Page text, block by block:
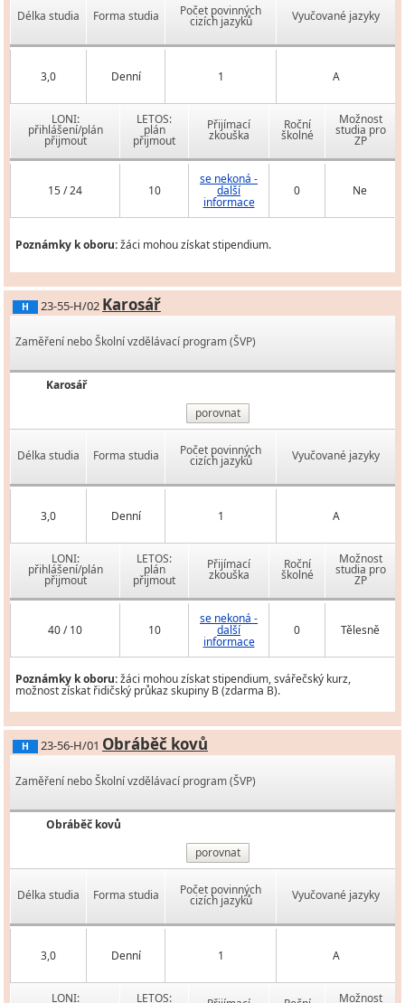
Délka studia Forma studia Počet povinných
cizích jazyků Vyučované jazyky
3,0 Denní 1 A
LONI:
přihlášení/plán
přijmout
LETOS:
plán
přijmout
Přijímací
zkouška
Roční
školné
Možnost
studia pro
ZP
15 / 24 10
se nekoná -
další
informace
0 Ne
Poznámky k oboru:žáci mohou získat stipendium.
H 23-55-H/02 Karosář
Zaměření nebo Školní vzdělávací program (ŠVP)
Karosář
porovnat
Délka studia Forma studia Počet povinných
cizích jazyků Vyučované jazyky
3,0 Denní 1 A
LONI:
přihlášení/plán
přijmout
LETOS:
plán
přijmout
Přijímací
zkouška
Roční
školné
Možnost
studia pro
ZP
40 / 10 10
se nekoná -
další
informace
0 Tělesně
Poznámky k oboru:žáci mohou získat stipendium, svářečský kurz,
možnost získat řidičský průkaz skupiny B (zdarma B).
H 23-56-H/01 Obráběč kovů
Zaměření nebo Školní vzdělávací program (ŠVP)
Obráběč kovů
porovnat
Délka studia Forma studia Počet povinných
cizích jazyků Vyučované jazyky
3,0 Denní 1 A
LONI: LETOS: Možnost